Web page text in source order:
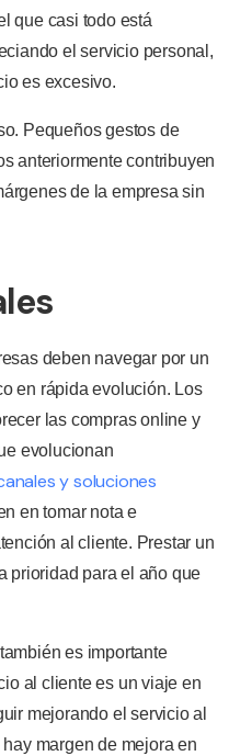
que casi todo está
el servicio personal,
es excesivo.
Pequeños gestos de
anteriormente contribuyen
de la empresa sin
deben navegar por un
en rápida evolución. Los
las compras online y
evolucionan
y soluciones
en tomar nota e
al cliente. Prestar un
prioridad para el año que
es importante
al cliente es un viaje en
mejorando el servicio al
margen de mejora en